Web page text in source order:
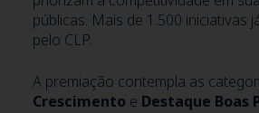
públicas. Mais de 1.500 iniciativas
pelo CLP.
A premiação contempla as
Crescimento e Destaque Boas